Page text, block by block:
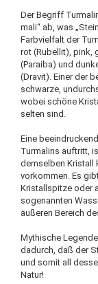
Der Begriff
mali“ ab, was
Farbvielfalt der
rot (Rubellit), pink,
(Paraiba) und
(Dravit). Einer der
schwarze,
wobei schöne
selten sind.
Eine
Turmalins auftritt,
demselben Kristall
vorkommen. Es
Kristallspitze oder
sogenannten
äußeren Bereich
Mythische
dadurch, daß der
und somit all
Natur!